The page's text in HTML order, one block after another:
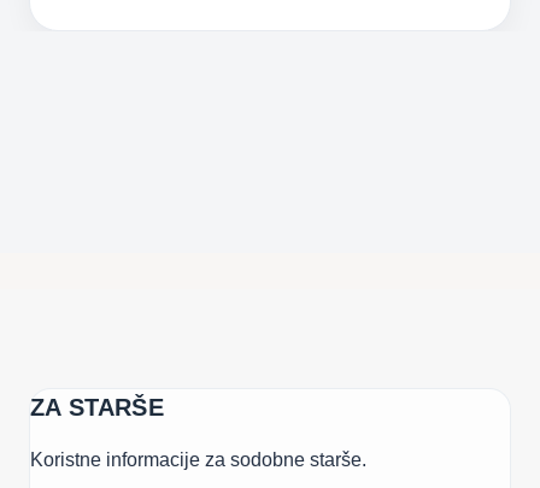
–
ZA STARŠE
Koristne informacije za sodobne starše.